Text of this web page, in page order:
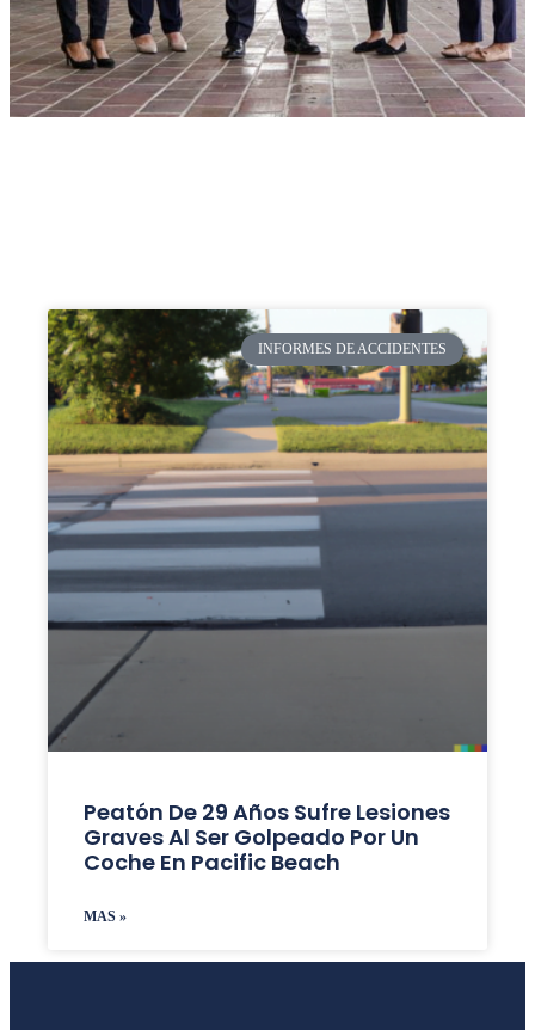
INFORMES DE ACCIDENTES
Peatón De 29 Años Sufre Lesiones
Graves Al Ser Golpeado Por Un
Coche En Pacific Beach
MAS »